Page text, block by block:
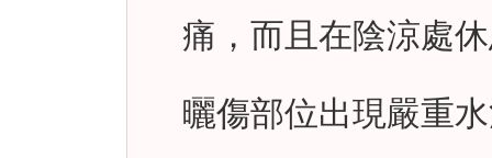
痛，而且在陰涼處
曬傷部位出現嚴重